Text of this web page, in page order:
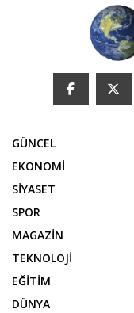
GÜNCEL
EKONOMİ
SİYASET
SPOR
MAGAZİN
TEKNOLOJİ
EĞİTİM
DÜNYA